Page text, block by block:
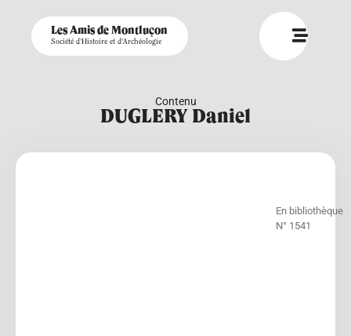
Les Amis de Montluçon
Société d'Histoire et d'Archéologie
Contenu
DUGLERY Daniel
En bibliothèque
N° 1541